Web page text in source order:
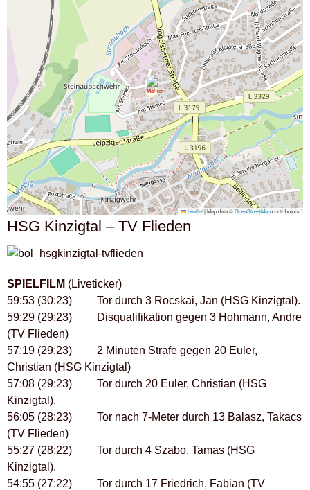
Leaflet|Map data ©OpenStreetMapcontributors
HSG Kinzigtal – TV Flieden
SPIELFILM (Liveticker)
59:53 (30:23) Tor durch 3 Rocskai, Jan (HSG Kinzigtal).
59:29 (29:23) Disqualifikation gegen 3 Hohmann, Andre
(TV Flieden)
57:19 (29:23) 2 Minuten Strafe gegen 20 Euler,
Christian (HSG Kinzigtal)
57:08 (29:23) Tor durch 20 Euler, Christian (HSG
Kinzigtal).
56:05 (28:23) Tor nach 7-Meter durch 13 Balasz, Takacs
(TV Flieden)
55:27 (28:22) Tor durch 4 Szabo, Tamas (HSG
Kinzigtal).
54:55 (27:22) Tor durch 17 Friedrich, Fabian (TV